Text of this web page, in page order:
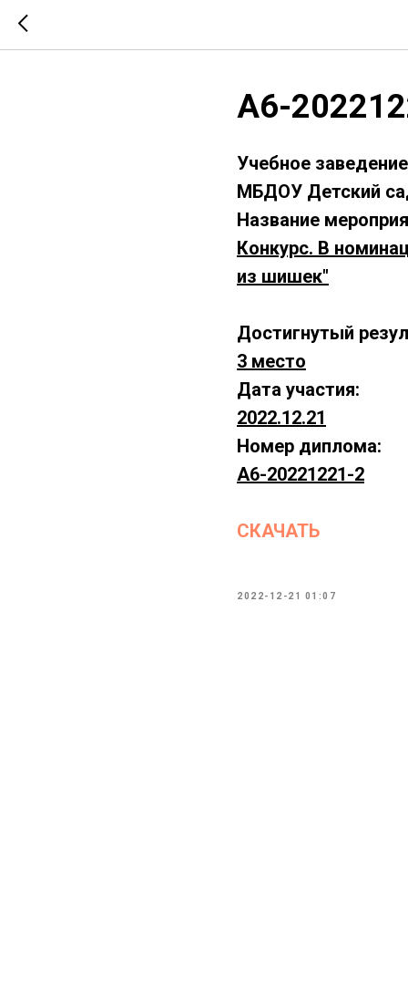
А6-
Учебное
МБДОУ Детский
Название
Конкурс. В
из шишек"
Достигнутый
3 место
Дата участия:
2022.12.21
Номер диплома:
А6-20221221-2
СКАЧАТЬ
2022-12-21 01:07